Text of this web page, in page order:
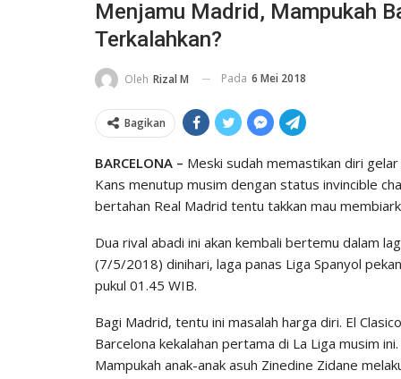
Menjamu Madrid, Mampukah
Terkalahkan?
Oleh Rizal M Pada 6 Mei 2018
Bagikan
BARCELONA – Meski sudah memastikan diri
Kans menutup musim dengan status invincible
bertahan Real Madrid tentu takkan mau
Dua rival abadi ini akan kembali bertemu dalam
(7/5/2018) dinihari, laga panas Liga Spanyol
pukul 01.45 WIB.
Bagi Madrid, tentu ini masalah harga diri. El
Barcelona kekalahan pertama di La Liga musim ini.
Mampukah anak-anak asuh Zinedine Zidane